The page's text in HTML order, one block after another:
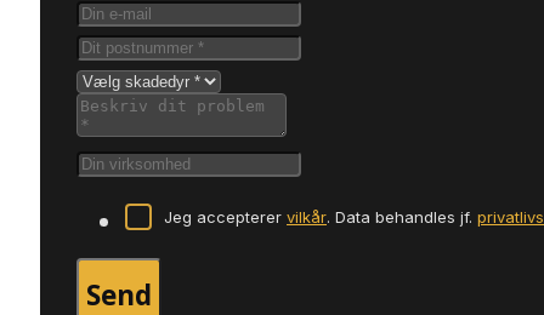
Jeg accepterer vilkår. Data behandles jf.
Send